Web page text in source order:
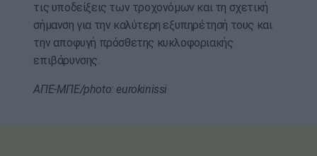
τις υποδείξεις των τροχονόμων και τη σχετική
σήμανση για την καλύτερη εξυπηρέτησή τους και
την αποφυγή πρόσθετης κυκλοφοριακής
επιβάρυνσης.
ΑΠΕ-ΜΠΕ/photo: eurokinissi